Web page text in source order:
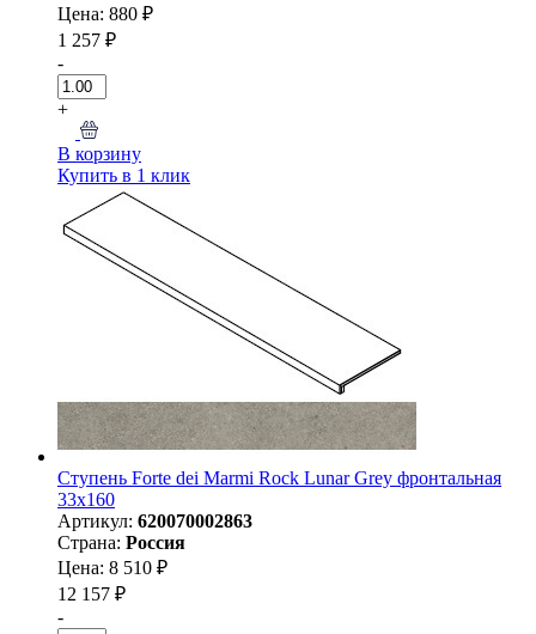
Цена: 880 ₽
1 257 ₽
-
+
В корзину
Купить в 1 клик
Ступень Forte dei Marmi Rock Lunar Grey фронтальная
33x160
Артикул: 620070002863
Страна: Россия
Цена: 8 510 ₽
12 157 ₽
-